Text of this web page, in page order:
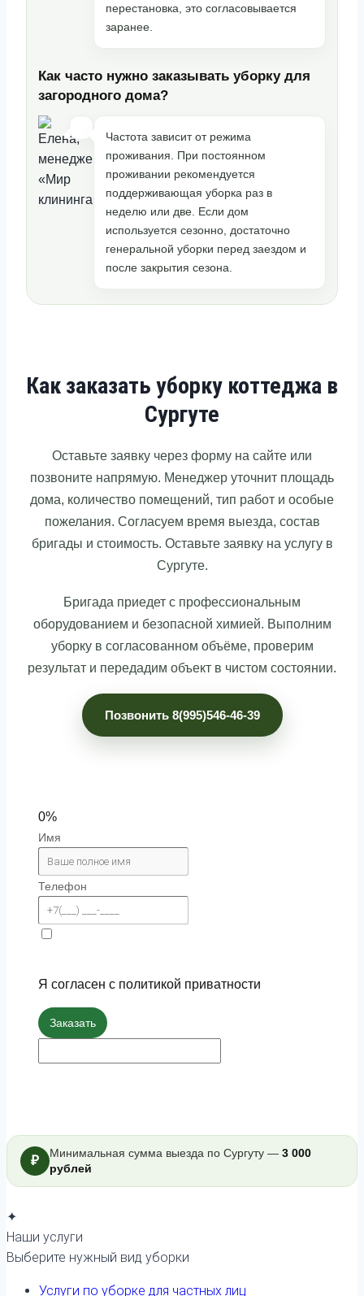
перестановка, это согласовывается
заранее.
Как часто нужно заказывать уборку для
загородного дома?
Частота зависит от режима
проживания. При постоянном
проживании рекомендуется
поддерживающая уборка раз в
неделю или две. Если дом
используется сезонно, достаточно
генеральной уборки перед заездом и
после закрытия сезона.
Как заказать уборку коттеджа в
Сургуте
Оставьте заявку через форму на сайте или
позвоните напрямую. Менеджер уточнит площадь
дома, количество помещений, тип работ и особые
пожелания. Согласуем время выезда, состав
бригады и стоимость. Оставьте заявку на услугу в
Сургуте.
Бригада приедет с профессиональным
оборудованием и безопасной химией. Выполним
уборку в согласованном объёме, проверим
результат и передадим объект в чистом состоянии.
Позвонить 8(995)546-46-39
0%
Имя
Телефон
Я согласен с политикой приватности
Заказать
₽
Минимальная сумма выезда по Сургуту — 3 000
рублей
✦
Наши услуги
Выберите нужный вид уборки
Услуги по уборке для частных лиц